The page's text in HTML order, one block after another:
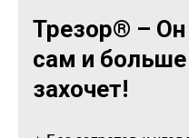
Трезор® – Он
сам и больше
захочет!